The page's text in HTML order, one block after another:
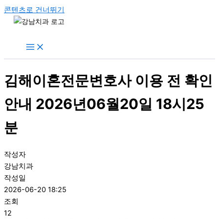
콘텐츠로 건너뛰기
김해이혼전문변호사 이용 전 확인
안내 2026년06월20일 18시25
분
작성자
강남치과
작성일
2026-06-20 18:25
조회
12